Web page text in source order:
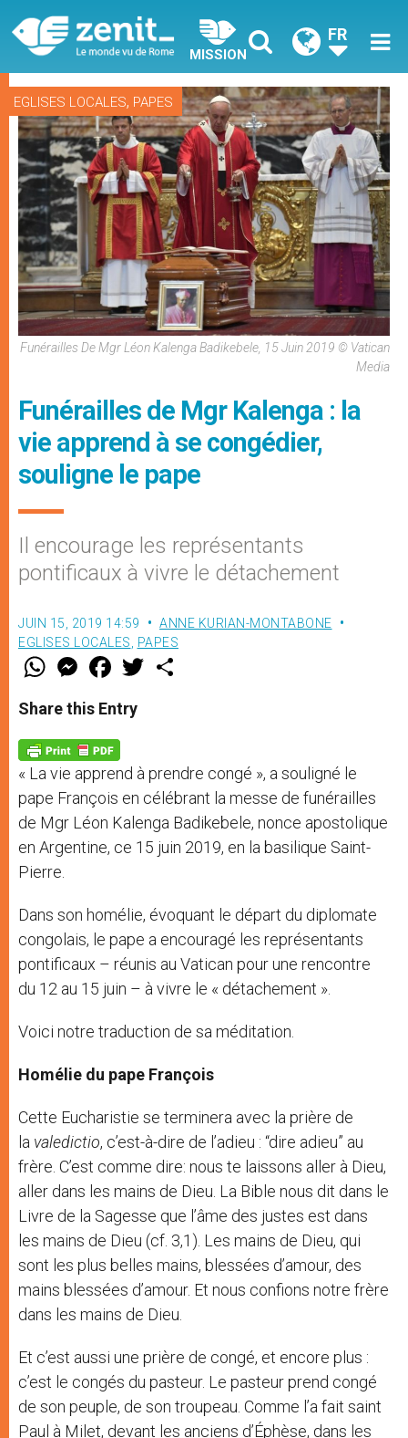
MISSION
FR
EGLISES LOCALES, PAPES
Funérailles De Mgr Léon Kalenga Badikebele, 15 Juin 2019 © Vatican
Media
Funérailles de Mgr Kalenga : la
vie apprend à se congédier,
souligne le pape
Il encourage les représentants
pontificaux à vivre le détachement
JUIN 15, 2019 14:59
ANNE KURIAN-MONTABONE
EGLISES LOCALES
PAPES
W
t
s
p
p
M
e
s
e
g
e
r
F
a
e
b
o
k
w
Share this Entry
« La vie apprend à prendre congé », a souligné le
pape François en célébrant la messe de funérailles
de Mgr Léon Kalenga Badikebele, nonce apostolique
en Argentine, ce 15 juin 2019, en la basilique Saint-
Pierre.
Dans son homélie, évoquant le départ du diplomate
congolais, le pape a encouragé les représentants
pontificaux – réunis au Vatican pour une rencontre
du 12 au 15 juin – à vivre le « détachement ».
Voici notre traduction de sa méditation.
Homélie du pape François
Cette Eucharistie se terminera avec la prière de
la valedictio, c’est-à-dire de l’adieu : “dire adieu” au
frère. C’est comme dire: nous te laissons aller à Dieu,
aller dans les mains de Dieu. La Bible nous dit dans le
Livre de la Sagesse que l’âme des justes est dans
les mains de Dieu (cf. 3,1). Les mains de Dieu, qui
sont les plus belles mains, blessées d’amour, des
mains blessées d’amour. Et nous confions notre frère
dans les mains de Dieu.
Et c’est aussi une prière de congé, et encore plus :
c’est le congés du pasteur. Le pasteur prend congé
de son peuple, de son troupeau. Comme l’a fait saint
Paul à Milet, devant les anciens d’Éphèse, dans les